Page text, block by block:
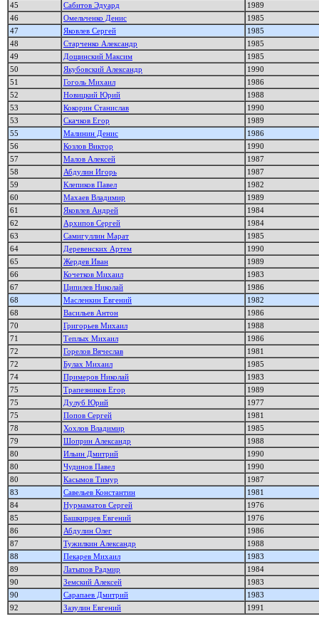
45
Сабитов Эдуард
1989
46
Омельченко Денис
1985
47
Яковлев Сергей
1985
48
Старченко Александр
1985
49
Дощинский Максим
1985
50
Якубовский Александр
1990
51
Гоголь Михаил
1986
52
Новицкий Юрий
1988
53
Кокорин Станислав
1990
53
Скачков Егор
1989
55
Малинин Денис
1986
56
Козлов Виктор
1990
57
Малов Алексей
1987
58
Абдулин Игорь
1987
59
Клепиков Павел
1982
60
Махаев Владимир
1989
61
Яковлев Андрей
1984
62
Архипов Сергей
1984
63
Самигуллин Марат
1985
64
Деревенских Артем
1990
65
Жердев Иван
1989
66
Кочетков Михаил
1983
67
Ципилев Николай
1986
68
Масленкин Евгений
1982
68
Васильев Антон
1986
70
Григорьев Михаил
1988
71
Теплых Михаил
1986
72
Горелов Вячеслав
1981
72
Булах Михаил
1985
74
Примеров Николай
1983
75
Трапезников Егор
1989
75
Дулуб Юрий
1977
75
Попов Сергей
1981
78
Хохлов Владимир
1985
79
Шоприн Александр
1988
80
Ильин Дмитрий
1990
80
Чудинов Павел
1990
80
Касымов Тимур
1987
83
Савельев Константин
1981
84
Нурмаматов Сергей
1976
85
Башкирцев Евгений
1976
86
Абдулин Олег
1986
87
Тужилкин Александр
1988
88
Пекарев Михаил
1983
89
Латыпов Радмир
1984
90
Земский Алексей
1983
90
Сарапаев Дмитрий
1983
92
Зазулин Евгений 1991